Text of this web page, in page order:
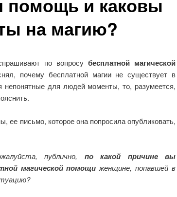
на магию?
по вопросубесплатной магической
почему бесплатной магии не существует в
непонятные для людей моменты, то, разумеется,
ее письмо, которое она попросила опубликовать,
публично, по какой причине вы
магической помощи женщине, попавшей в